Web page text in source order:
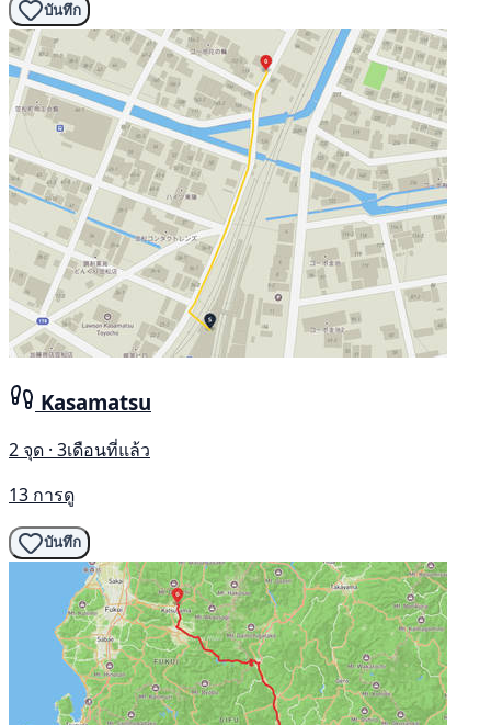
บันทึก
Kasamatsu
2 จุด · 3เดือนที่แล้ว
13 การดู
บันทึก